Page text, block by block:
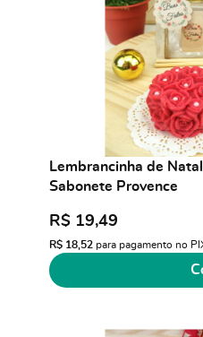
Lembrancinha de
Sabonete Provence
R$ 19,49
R$ 18,52 para pagamento no